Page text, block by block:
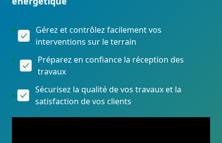
Gérez et contrôlez facilement vos
interventions sur le terrain
Préparez en confiance la réception des
travaux
Sécurisez la qualité de vos travaux et la
satisfaction de vos clients